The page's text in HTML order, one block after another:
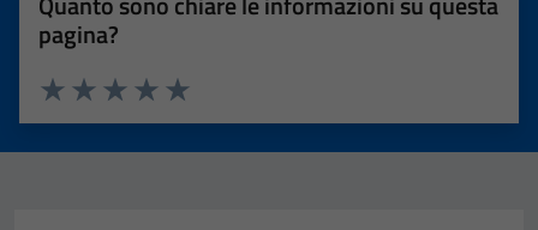
pagina?
Valuta 5 stelle su 5
Valuta 4 stelle su 5
Valuta 3 stelle su 5
Valuta 2 stelle su 5
Valuta 1 stelle su 5